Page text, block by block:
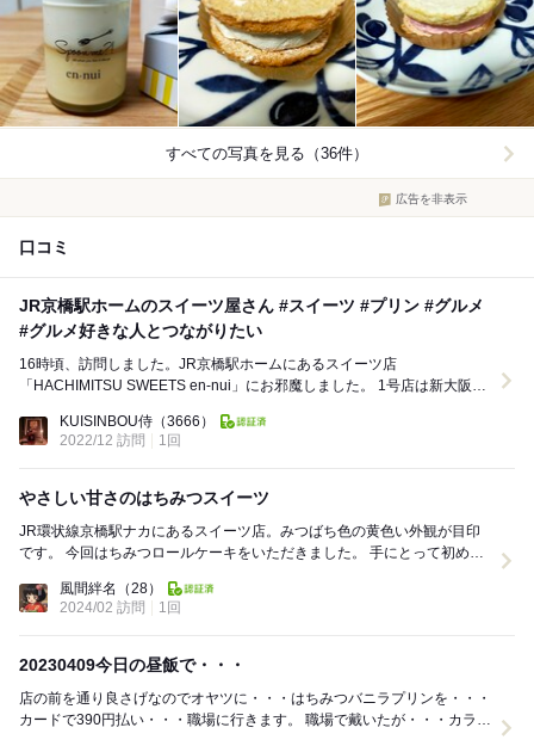
すべての写真を見る（36件）
広告を非表示
口コミ
JR京橋駅ホームのスイーツ屋さん #スイーツ #プリン #グルメ
#グルメ好きな人とつながりたい
16時頃、訪問しました。JR京橋駅ホームにあるスイーツ店
「HACHIMITSU SWEETS en-nui」にお邪魔しました。 1号店は新大阪駅
KUISINBOU侍 （3666）
2022/12 訪問
1回
やさしい甘さのはちみつスイーツ
JR環状線京橋駅ナカにあるスイーツ店。みつばち色の黄色い外観が目印
です。 今回はちみつロールケーキをいただきました。 手にとって初めて
風間絆名
（28）
2024/02 訪問
1回
20230409今日の昼飯で・・・
店の前を通り良さげなのでオヤツに・・・はちみつバニラプリンを・・・
カードで390円払い・・・職場に行きます。 職場で戴いたが・・・カラメ